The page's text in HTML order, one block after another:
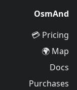
OsmAnd
Pricing 💳
Map 🌍
Docs
Purchases